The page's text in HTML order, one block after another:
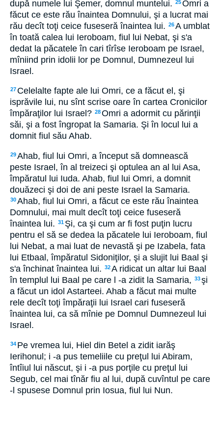
după numele lui Şemer, domnul muntelui. 25Omri a
făcut ce este rău înaintea Domnului, şi a lucrat mai
rău decît toţi ceice fuseseră înaintea lui. 26A umblat
în toată calea lui Ieroboam, fiul lui Nebat, şi s'a
dedat la păcatele în cari tîrîse Ieroboam pe Israel,
mîniind prin idolii lor pe Domnul, Dumnezeul lui
Israel.
27 Celelalte fapte ale lui Omri, ce a făcut el, şi
isprăvile lui, nu sînt scrise oare în cartea Cronicilor
împăraţilor lui Israel? 28Omri a adormit cu părinţii
săi, şi a fost îngropat la Samaria. Şi în locul lui a
domnit fiul său Ahab.
29Ahab, fiul lui Omri, a început să domnească
peste Israel, în al treizeci şi optulea an al lui Asa,
împăratul lui Iuda. Ahab, fiul lui Omri, a domnit
douăzeci şi doi de ani peste Israel la Samaria.
30Ahab, fiul lui Omri, a făcut ce este rău înaintea
Domnului, mai mult decît toţi ceice fuseseră
înaintea lui. 31 Şi, ca şi cum ar fi fost puţin lucru
pentru el să se dedea la păcatele lui Ieroboam, fiul
lui Nebat, a mai luat de nevastă şi pe Izabela, fata
lui Etbaal, împăratul Sidoniţilor, şi a slujit lui Baal şi
s'a închinat înaintea lui. 32A ridicat un altar lui Baal
în templul lui Baal pe care l -a zidit la Samaria, 33şi
a făcut un idol Astarteei. Ahab a făcut mai multe
rele decît toţi împăraţii lui Israel cari fuseseră
înaintea lui, ca să mînie pe Domnul Dumnezeul lui
Israel.
34 Pe vremea lui, Hiel din Betel a zidit iarăş
Ierihonul; i -a pus temeliile cu preţul lui Abiram,
întîiul lui născut, şi i -a pus porţile cu preţul lui
Segub, cel mai tînăr fiu al lui, după cuvîntul pe care
-l spusese Domnul prin Iosua, fiul lui Nun.